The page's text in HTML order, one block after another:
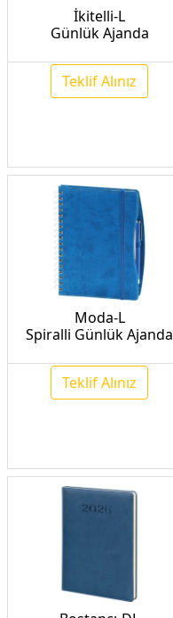
İkitelli-L
Günlük Ajanda
Teklif Alınız
Moda-L
Spiralli Günlük Ajanda
Teklif Alınız